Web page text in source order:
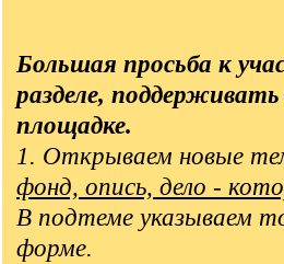
Большая просьба к
разделе,
площадке.
1. Открываем новые
фонд, опись, дело -
В подтеме указываем
форме.